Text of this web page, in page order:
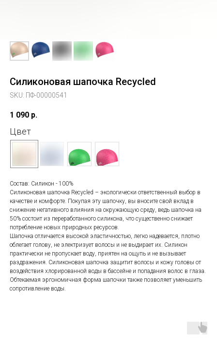
Силиконовая шапочка Recycled
SKU: ПФ-00000541
1 090 р.
Цвет
Состав: Силикон - 100%
Силиконовая шапочка Recycled – экологически ответственный выбор в
качестве и комфорте. Покупая эту шапочку, вы вносите свой вклад в
снижение негативного влияния на окружающую среду, ведь шапочка на
50% состоит из переработанного силикона, что существенно снижает
потребление новых природных ресурсов.
Шапочка отличается высокой эластичностью, легко надевается, плотно
облегает голову, не электризует волосы и не выдирает их. Силикон
практически не пропускает воду, приятен на ощупь и не вызывает
раздражения. Силиконовая шапочка защитит волосы и кожу головы от
воздействия хлорированной воды в бассейне и попадания волос в глаза.
Обтекаемая эргономичная форма шапочки также позволяет уменьшить
сопротивление воды.